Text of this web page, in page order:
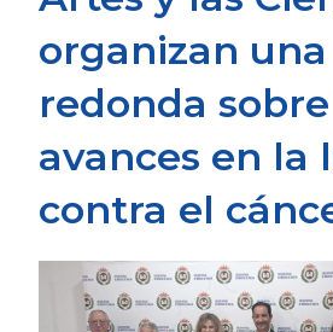
organizan una
redonda
avances en la
contra el